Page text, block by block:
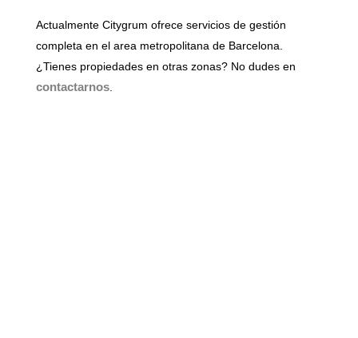
Actualmente Citygrum ofrece servicios de gestión
completa en el area metropolitana de Barcelona.
¿Tienes propiedades en otras zonas? No dudes en
contactarnos.